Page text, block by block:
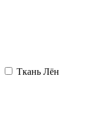
Ткань Лён